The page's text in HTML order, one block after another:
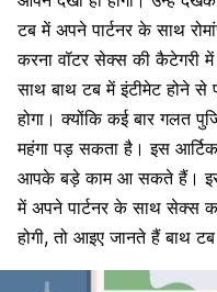
टब में अपने पार्टनर के साथ
करना वॉटर सेक्स की कैटेगरी
साथ बाथ टब में इंटीमेट होने से
होगा। क्योंकि कई बार गलत
महंगा पड़ सकता है। इस
आपके बड़े काम आ सकते हैं।
में अपने पार्टनर के साथ सेक्स
होगी, तो आइए जानते हैं बाथ